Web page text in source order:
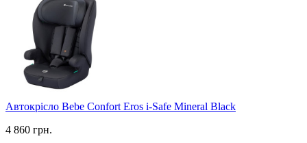
Автокрісло Bebe Confort Eros i-Safe Mineral Black
4 860 грн.